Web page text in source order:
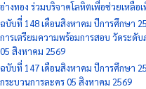
อ่างทอง ร่วมบริจาคโลหิตเพื่อช่วยเหลือ
ฉบับที่ 148 เดือนสิงหาคม ปีการศึกษา
การเตรียมความพร้อมการสอบ วัดระดั
05 สิงหาคม 2569
ฉบับที่ 147 เดือนสิงหาคม ปีการศึกษา
กระบวนการละคร05 สิงหาคม 2569